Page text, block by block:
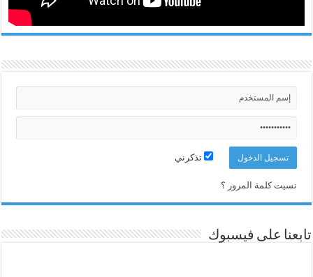
تذكرني
نسيت كلمة المرور ؟
تابعنا على فيسبوك